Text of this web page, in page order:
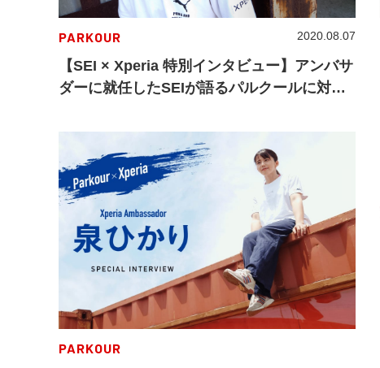
PARKOUR
【SEI × Xperia 特別インタビュー】アンバサ
ダーに就任したSEIが語るパルクールに対す
2020.08.07
PARKOUR